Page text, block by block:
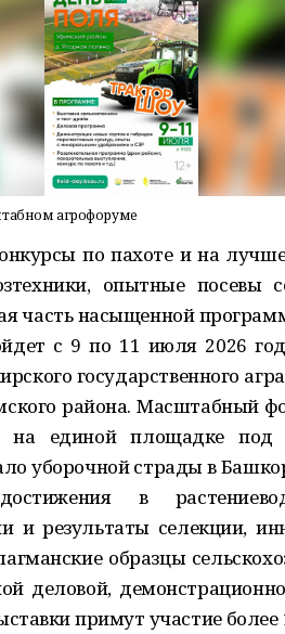
агрофоруме
по пахоте и на
опытные посевы
часть насыщенной
с 9 по 11 июля 2026
государственного
района. Масштабный
на единой площадке
уборочной страды в
в
и результаты селекции,
образцы
деловой,
примут участие